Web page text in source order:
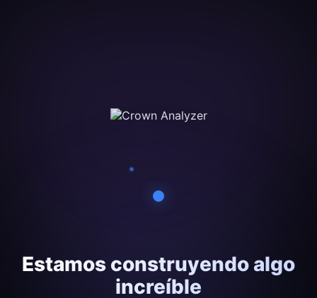
Estamos construyendo algo
increíble